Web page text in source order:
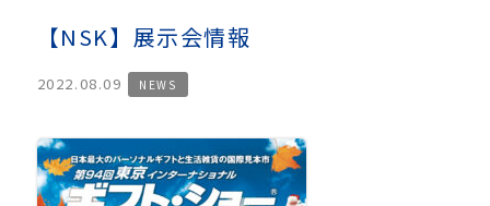
【NSK】展示会情報
2022.08.09 NEWS